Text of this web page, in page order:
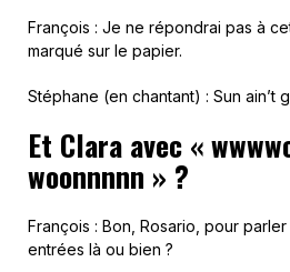
François : Je ne répondrai pas à
marqué sur le papier.
Stéphane (en chantant) : Sun ain’t
Et Clara avec «
woonnnnn » ?
François : Bon, Rosario, pour
entrées là ou bien ?